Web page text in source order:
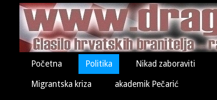
Početna Politika Nikad zaboraviti
Migrantska kriza akademik Pečarić